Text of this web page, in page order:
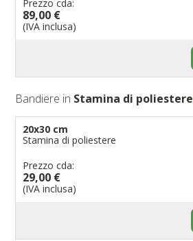
Prezzo cda:
89,00 €
(IVA inclusa)
Bandiere in Stamina di poliestere
20x30 cm
Stamina di poliestere
Prezzo cda:
29,00 €
(IVA inclusa)